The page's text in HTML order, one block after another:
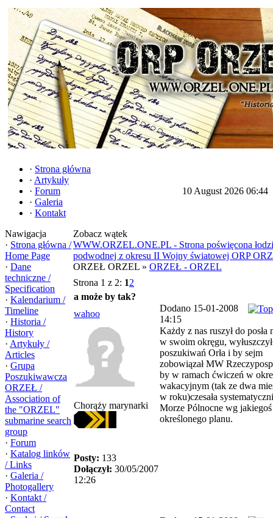
· Strona główna
· Artykuły
· Forum
· Galeria
· Kontakt
10 August 2026 06:44
Nawigacja
· Strona główna /
Home Page
· Dane
techniczne /
Specification
· Kalendarium /
Timeline
· Historia /
History
· Artykuły /
Articles
· Grupa
Poszukiwawcza
ORZEŁ /
Association of
the "ORZEL"
submarine search
group
· Forum
· Katalog linków
/ Links
· Galeria /
Photogallery
· Kontakt /
Contact
Zobacz wątek
WWW.ORZEL.ONE.PL - Strona poświęcona łodzi
podwodnej z okresu II Wojny światowej ORP
ORZEŁ ORZEL » ORZEŁ - ORZEL
Strona 1 z 2: 12
a może by tak?
wahoo
Dodano 15-01-2008
14:15
Chorąży marynarki
Posty: 133
Dołączył: 30/05/2007
12:26
Każdy z nas ruszył do posła
w swoim okręgu,
poszukiwań Orła i by sejm
zobowiązał MW
by w ramach ćwiczeń w
wakacyjnym (tak ze dwa
w roku)czesała
Morze Pólnocne wg jakiegoś
określonego planu.